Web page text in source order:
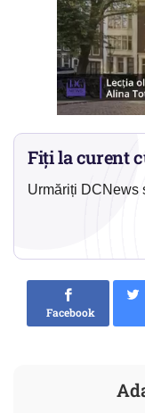
Fiți la curent
Urmăriți DCNews
Facebook